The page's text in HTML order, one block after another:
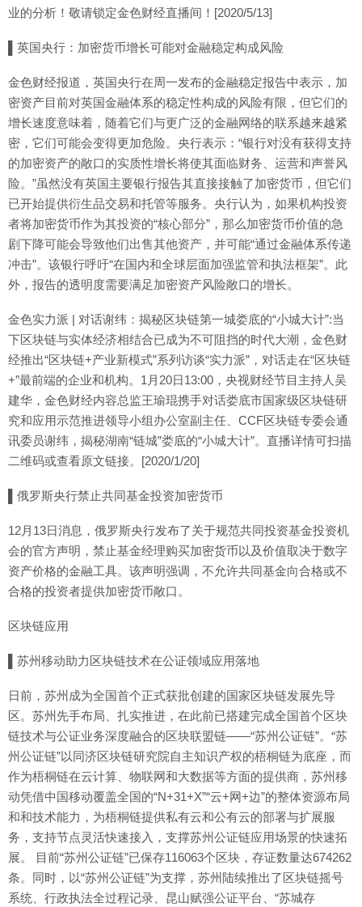
业的分析！敬请锁定金色财经直播间！[2020/5/13]
▌英国央行：加密货币增长可能对金融稳定构成风险
金色财经报道，英国央行在周一发布的金融稳定报告中表示，加
密资产目前对英国金融体系的稳定性构成的风险有限，但它们的
增长速度意味着，随着它们与更广泛的金融网络的联系越来越紧
密，它们可能会变得更加危险。央行表示：“银行对没有获得支持
的加密资产的敞口的实质性增长将使其面临财务、运营和声誉风
险。”虽然没有英国主要银行报告其直接接触了加密货币，但它们
已开始提供衍生品交易和托管等服务。央行认为，如果机构投资
者将加密货币作为其投资的“核心部分”，那么加密货币价值的急
剧下降可能会导致他们出售其他资产，并可能“通过金融体系传递
冲击”。该银行呼吁“在国内和全球层面加强监管和执法框架”。此
外，报告的透明度需要满足加密资产风险敞口的增长。
金色实力派 | 对话谢纬：揭秘区块链第一城娄底的“小城大计”:当
下区块链与实体经济相结合已成为不可阻挡的时代大潮，金色财
经推出“区块链+产业新模式”系列访谈“实力派”，对话走在“区块链
+”最前端的企业和机构。1月20日13:00，央视财经节目主持人吴
建华，金色财经内容总监王瑜琨携手对话娄底市国家级区块链研
究和应用示范推进领导小组办公室副主任、CCF区块链专委会通
讯委员谢纬，揭秘湖南“链城”娄底的“小城大计”。直播详情可扫描
二维码或查看原文链接。[2020/1/20]
▌俄罗斯央行禁止共同基金投资加密货币
12月13日消息，俄罗斯央行发布了关于规范共同投资基金投资机
会的官方声明，禁止基金经理购买加密货币以及价值取决于数字
资产价格的金融工具。该声明强调，不允许共同基金向合格或不
合格的投资者提供加密货币敞口。
区块链应用
▌苏州移动助力区块链技术在公证领域应用落地
日前，苏州成为全国首个正式获批创建的国家区块链发展先导
区。苏州先手布局、扎实推进，在此前已搭建完成全国首个区块
链技术与公证业务深度融合的区块联盟链——“苏州公证链”。“苏
州公证链”以同济区块链研究院自主知识产权的梧桐链为底座，而
作为梧桐链在云计算、物联网和大数据等方面的提供商，苏州移
动凭借中国移动覆盖全国的“N+31+X”“云+网+边”的整体资源布局
和和技术能力，为梧桐链提供私有云和公有云的部署与扩展服
务，支持节点灵活快速接入，支撑苏州公证链应用场景的快速拓
展。 目前“苏州公证链”已保存116063个区块，存证数量达674262
条。同时，以“苏州公证链”为支撑，苏州陆续推出了区块链摇号
系统、行政执法全过程记录、昆山赋强公证平台、“苏城存